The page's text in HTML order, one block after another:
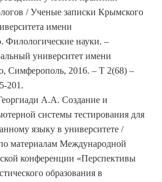
/ Ученые записки Крымского
имени
Филологические науки. –
университет имени
Симферополь, 2016. – Т 2(68) –
201.
А.А. Создание и
системы тестирования для
языку в университете /
материалам Международной
конференции «Перспективы
образования в